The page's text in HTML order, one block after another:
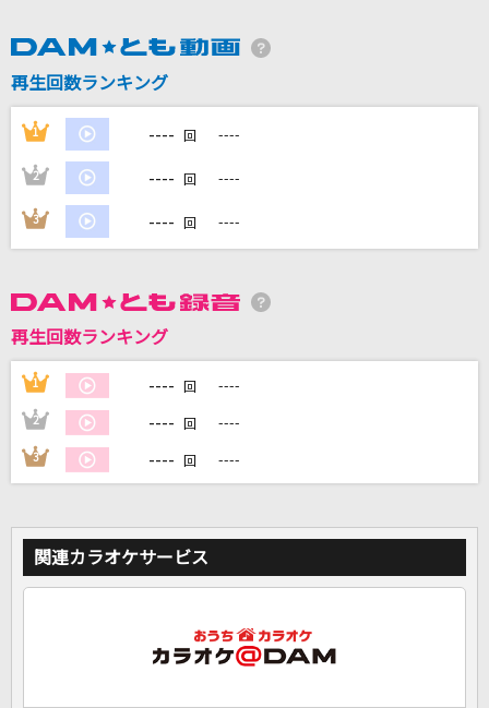
ー]
Madonna
DAMの新曲・ランキングなど
カラオケ最新情報をチェック！
カラオケをもっと楽しもう！
家族や友達と一緒に！練習にも！
再生回数ランキング
1 ---- 回 ----
2 ---- 回 ----
3 ---- 回 ----
再生回数ランキング
1 ---- 回 ----
2 ---- 回 ----
3 ---- 回 ----
関連カラオケサービス